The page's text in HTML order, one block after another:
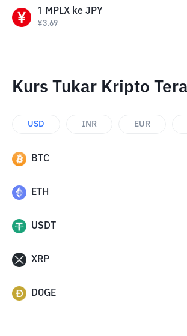
1 MPLX ke JPY
¥3.69
Kurs Tukar Kripto
USD INR EUR
BTC
ETH
USDT
XRP
DOGE